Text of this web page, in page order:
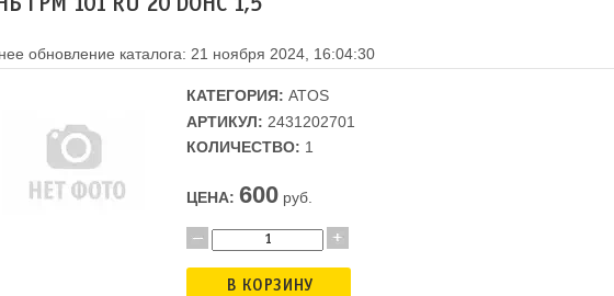
ГРМ 101 RU 20 DOHC 1,5
обновление каталога: 21 ноября 2024, 16:04:30
КАТЕГОРИЯ: ATOS
АРТИКУЛ: 2431202701
КОЛИЧЕСТВО: 1
ЦЕНА: 600 руб.
В КОРЗИНУ